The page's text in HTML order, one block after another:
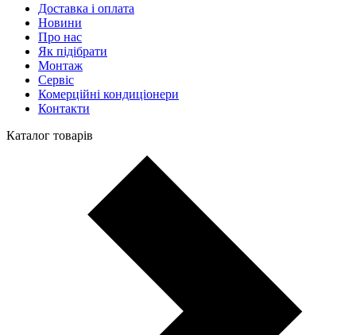
Доставка і оплата
Новини
Про нас
Як підібрати
Монтаж
Сервіс
Комерційні кондиціонери
Контакти
Каталог товарів